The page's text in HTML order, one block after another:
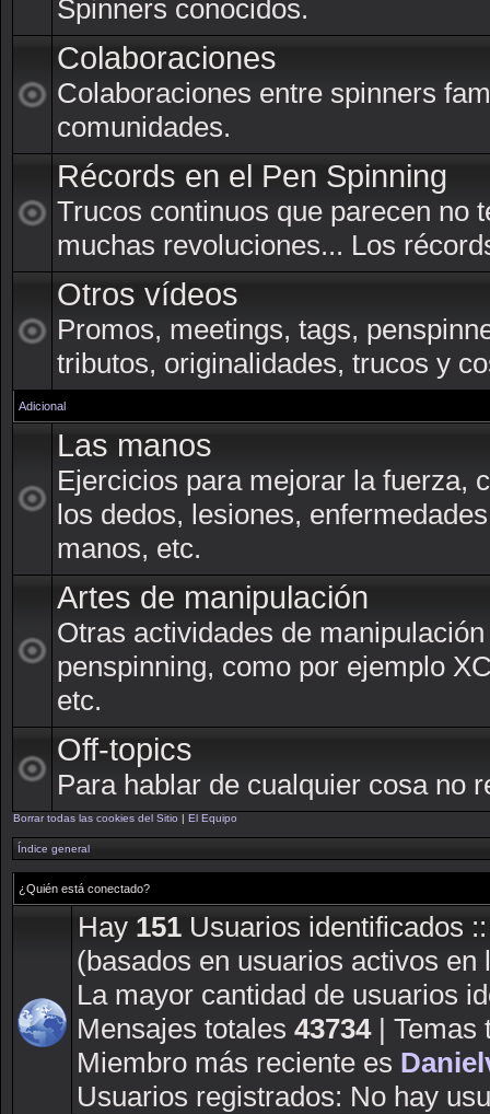
Spinners conocidos.
Colaboraciones
Colaboraciones entre spinners
comunidades.
Récords en el Pen Spinning
Trucos continuos que parecen no
muchas revoluciones... Los
Otros vídeos
Promos, meetings, tags,
tributos, originalidades, trucos y
Adicional
Las manos
Ejercicios para mejorar la fuerza,
los dedos, lesiones,
manos, etc.
Artes de manipulación
Otras actividades de
penspinning, como por ejemplo
etc.
Off-topics
Para hablar de cualquier cosa no
Borrar todas las cookies del Sitio | El Equipo
Índice general
¿Quién está conectado?
Hay 151 Usuarios identificados
(basados en usuarios activos
La mayor cantidad de usuarios
Mensajes totales 43734| Temas
Miembro más reciente es
Usuarios registrados: No hay